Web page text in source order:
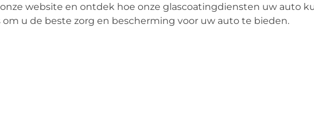
website en ontdek hoe onze glascoatingdiensten uw auto
u de beste zorg en bescherming voor uw auto te bieden.